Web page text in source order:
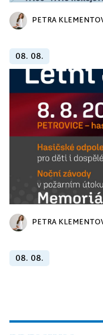
PETRA
08. 08.
PETRA
08. 08.